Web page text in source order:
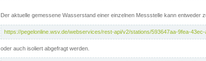
Der aktuelle gemessene Wasserstand einer einzelnen Messstelle kann entweder
https://pegelonline.wsv.de/webservices/rest-api/v2/stations/593647aa-9fea-
oder auch isoliert abgefragt werden.